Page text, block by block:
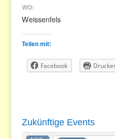
WO:
Weissenfels
Teilen mit:
Facebook
Zukünftige Events